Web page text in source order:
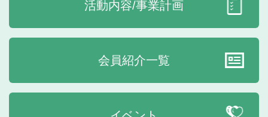
活動内容/事業計画
会員紹介一覧